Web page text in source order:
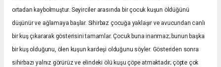
ortadan kaybolmuştur. Seyirciler arasında bir çocuk kuşun öldüğünü
düşünür ve ağlamaya başlar. Sihirbaz çocuğa yaklaşır ve avucundan canlı
bir kuş çıkararak gösterisini tamamlar. Çocuk buna inanmaz; bunun başka
bir kuş olduğunu, ölen kuşun kardeşi olduğunu söyler. Gösteriden sonra
sihirbazı yalnız görürüz ve elindeki ölü kuşu çöpe atmaktadır; çöpte çok